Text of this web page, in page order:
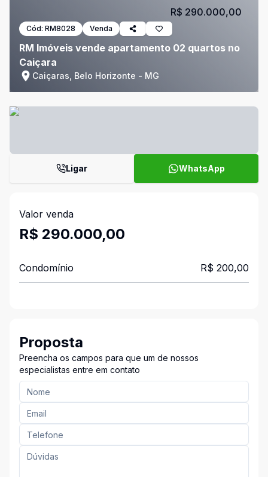
Cód: RM8028 Venda
RM Imóveis vende apartamento 02 quartos no
Caiçara
Caiçaras, Belo Horizonte - MG
R$ 290.000,00
Ligar WhatsApp
Valor venda
R$ 290.000,00
Condomínio R$ 200,00
Proposta
Preencha os campos para que um de nossos
especialistas entre em contato